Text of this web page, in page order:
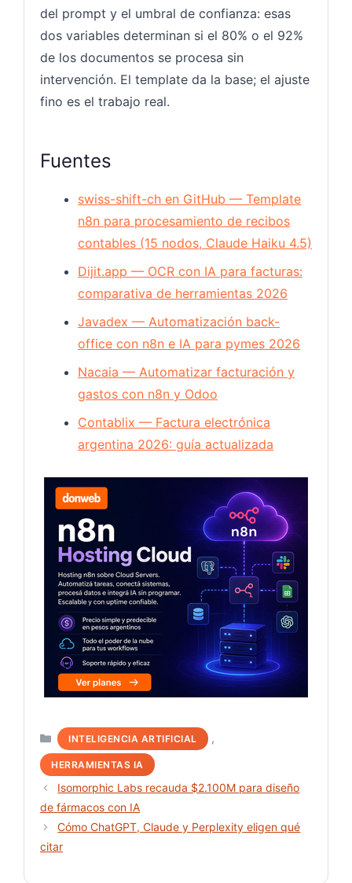
del prompt y el umbral de confianza: esas
dos variables determinan si el 80% o el 92%
de los documentos se procesa sin
intervención. El template da la base; el ajuste
fino es el trabajo real.
Fuentes
swiss-shift-ch en GitHub — Template
n8n para procesamiento de recibos
contables (15 nodos, Claude Haiku 4.5)
Dijit.app — OCR con IA para facturas:
comparativa de herramientas 2026
Javadex — Automatización back-
office con n8n e IA para pymes 2026
Nacaia — Automatizar facturación y
gastos con n8n y Odoo
Contablix — Factura electrónica
argentina 2026: guía actualizada
Categorías
INTELIGENCIA ARTIFICIAL ,
HERRAMIENTAS IA
Isomorphic Labs recauda $2.100M para diseño
de fármacos con IA
Cómo ChatGPT, Claude y Perplexity eligen qué
citar